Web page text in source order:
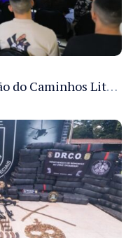
Sejusc participa da 5ª edição do Caminhos Literários com foco na cultura hip-hop nas unidades socioeducativas